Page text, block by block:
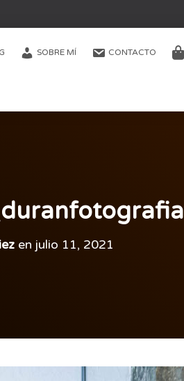
SOBRE MÍ CONTACTO
en julio 11, 2021